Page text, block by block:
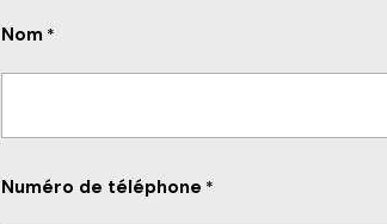
Nom *
Numéro de téléphone *